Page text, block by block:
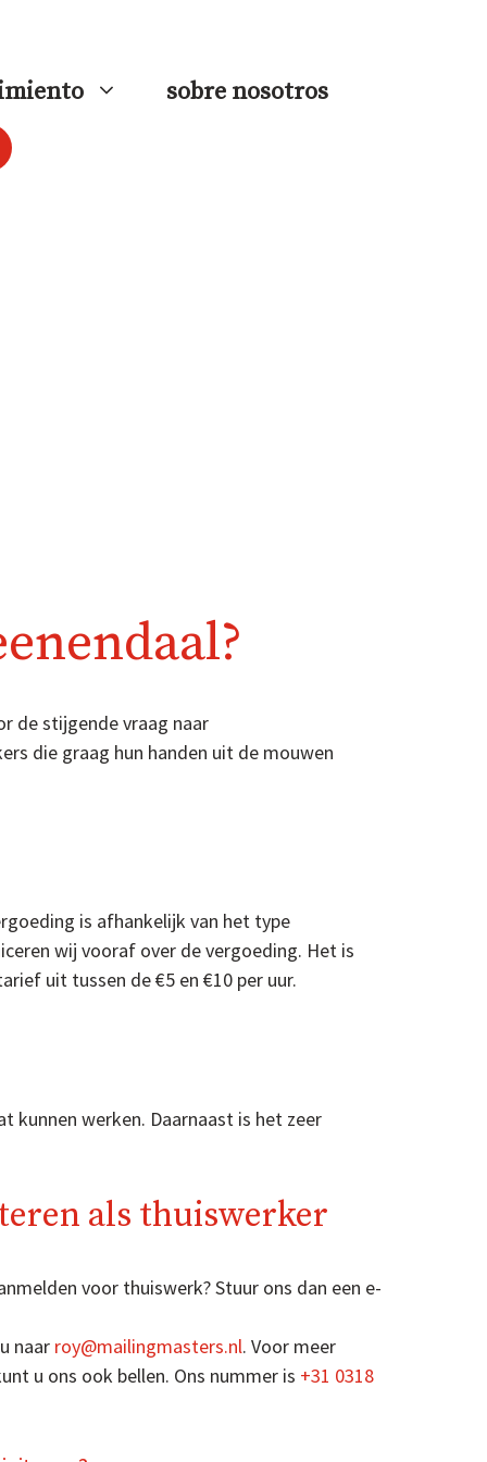
sobre nosotros
de stijgende vraag naar
die graag hun handen uit de mouwen
is afhankelijk van het type
wij vooraf over de vergoeding. Het is
uit tussen de €5 en €10 per uur.
kunnen werken. Daarnaast is het zeer
als thuiswerker
voor thuiswerk? Stuur ons dan een e-
naar roy@mailingmasters.nl. Voor meer
u ons ook bellen. Ons nummer is +31 0318